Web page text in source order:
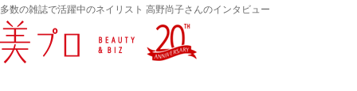
多数の雑誌で活躍中のネイリスト 高野尚子さんのインタビュー